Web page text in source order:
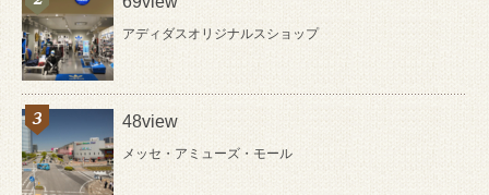
アディダスオリジナルスショップ
48view
メッセ・アミューズ・モール